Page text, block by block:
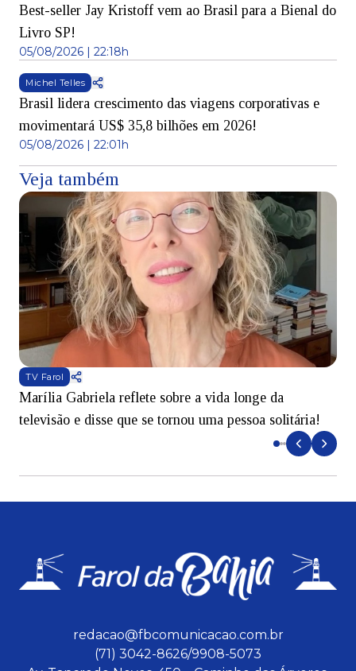
Best-seller Jay Kristoff vem ao Brasil para a Bienal do
Livro SP!
05/08/2026 | 22:18h
Michel Telles
Brasil lidera crescimento das viagens corporativas e
movimentará US$ 35,8 bilhões em 2026!
05/08/2026 | 22:01h
Veja também
TV Farol
Marília Gabriela reflete sobre a vida longe da
televisão e disse que se tornou uma pessoa solitária!
redacao@fbcomunicacao.com.br
(71) 3042-8626/9908-5073